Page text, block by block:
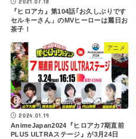
『ヒロアカ』第104話｢お久しぶりです
セルキーさん」のMVヒーローは麗日お
茶子！
アニメ
2024.01.19
AnimeJapan2024『ヒロアカ7期直前
PLUS ULTRAステージ』が3月24日